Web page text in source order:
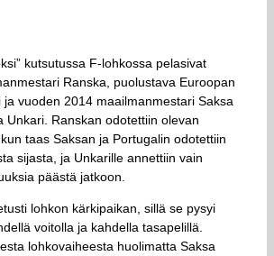
kutsutussa F-lohkossa pelasivat
Ranska, puolustava Euroopan
ja vuoden 2014 maailmanmestari Saksa
Unkari. Ranskan odotettiin olevan
taas Saksan ja Portugalin odotettiin
sijasta, ja Unkarille annettiin vain
päästä jatkoon.
lohkon kärkipaikan, sillä se pysyi
voitolla ja kahdella tasapelillä.
lohkovaiheesta huolimatta Saksa